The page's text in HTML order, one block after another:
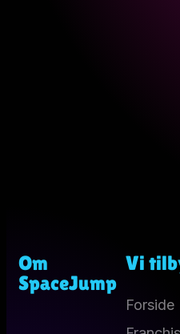
Om
SpaceJump
Vi
Forside